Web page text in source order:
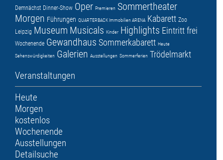
Demnächst Dinner-Show Oper Premieren Sommertheater
Morgen Führungen QUARTERBACK Immobilien ARENA Kabarett Zoo
Leipzig Museum Musicals Kinder Highlights Eintritt frei
Wochenende Gewandhaus Sommerkabarett Heute
Sehenswürdigkeiten Galerien Ausstellungen Sommerferien Trödelmarkt
Veranstaltungen
Heute
Morgen
kostenlos
Wochenende
Ausstellungen
Detailsuche